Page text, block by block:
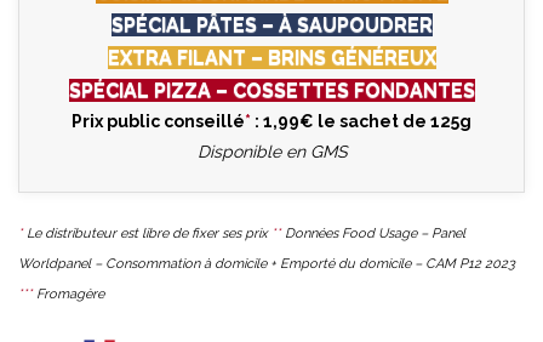
SPÉCIAL PÂTES – À SAUPOUDRER
EXTRA FILANT – BRINS GÉNÉREUX
SPÉCIAL PIZZA – COSSETTES FONDANTES
Prix public conseillé* : 1,99€ le sachet de 125g
Disponible en GMS
*Le distributeur est libre de fixer ses prix **Données Food Usage – Panel
Worldpanel – Consommation à domicile + Emporté du domicile – CAM P12 2023
***Fromagère